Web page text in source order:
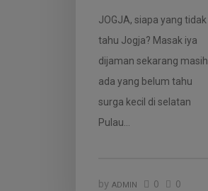
JOGJA, siapa yang tidak
tahu Jogja? Masak iya
dijaman sekarang masih
ada yang belum tahu
surga kecil di selatan
Pulau…
byADMIN 0 0